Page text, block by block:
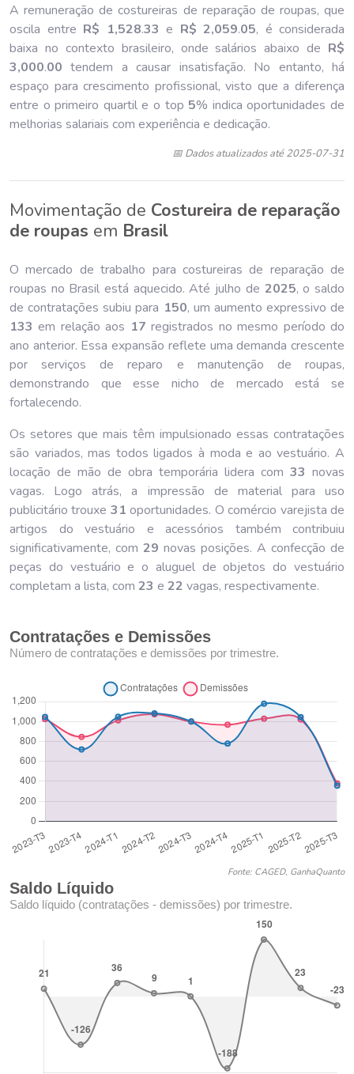
A remuneração de costureiras de reparação de roupas, que
oscila entre R$ 1,528.33 e R$ 2,059.05, é considerada
baixa no contexto brasileiro, onde salários abaixo de R$
3,000.00 tendem a causar insatisfação. No entanto, há
espaço para crescimento profissional, visto que a diferença
entre o primeiro quartil e o top 5% indica oportunidades de
melhorias salariais com experiência e dedicação.
📅 Dados atualizados até 2025-07-31
Movimentação de Costureira de reparação
de roupas em Brasil
O mercado de trabalho para costureiras de reparação de
roupas no Brasil está aquecido. Até julho de 2025, o saldo
de contratações subiu para 150, um aumento expressivo de
133 em relação aos 17 registrados no mesmo período do
ano anterior. Essa expansão reflete uma demanda crescente
por serviços de reparo e manutenção de roupas,
demonstrando que esse nicho de mercado está se
fortalecendo.
Os setores que mais têm impulsionado essas contratações
são variados, mas todos ligados à moda e ao vestuário. A
locação de mão de obra temporária lidera com 33 novas
vagas. Logo atrás, a impressão de material para uso
publicitário trouxe 31 oportunidades. O comércio varejista de
artigos do vestuário e acessórios também contribuiu
significativamente, com 29 novas posições. A confecção de
peças do vestuário e o aluguel de objetos do vestuário
completam a lista, com 23 e 22 vagas, respectivamente.
Contratações e Demissões
Número de contratações e demissões por trimestre.
Fonte: CAGED, GanhaQuanto
Saldo Líquido
Saldo líquido (contratações - demissões) por trimestre.